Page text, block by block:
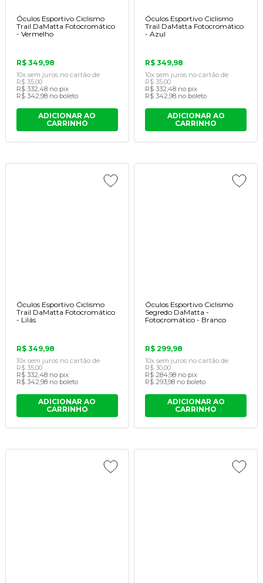
Óculos Esportivo Ciclismo
Trail DaMatta Fotocromático
- Vermelho
R$ 349,98
10x sem juros no cartãode
R$ 35,00
R$ 332,48 no pix
R$ 342,98 no boleto
ADICIONAR AO
CARRINHO
Óculos Esportivo Ciclismo
Trail DaMatta Fotocromático
- Azul
R$ 349,98
10x sem juros no cartão de
R$ 35,00
R$ 332,48 no pix
R$ 342,98 no boleto
ADICIONAR AO
CARRINHO
Óculos Esportivo Ciclismo
Trail DaMatta Fotocromático
- Lilás
R$ 349,98
10x sem juros no cartãode
R$ 35,00
R$ 332,48 no pix
R$ 342,98 no boleto
ADICIONAR AO
CARRINHO
Óculos Esportivo Ciclismo
Segredo DaMatta -
Fotocromático - Branco
R$ 299,98
10x sem juros no cartão de
R$ 30,00
R$ 284,98 no pix
R$ 293,98 no boleto
ADICIONAR AO
CARRINHO